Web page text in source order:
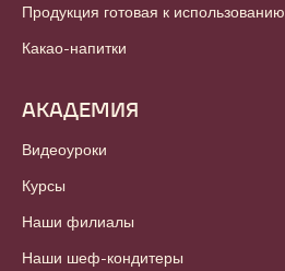
Продукция готовая к использованию
Какао-напитки
АКАДЕМИЯ
Видеоуроки
Курсы
Наши филиалы
Наши шеф-кондитеры